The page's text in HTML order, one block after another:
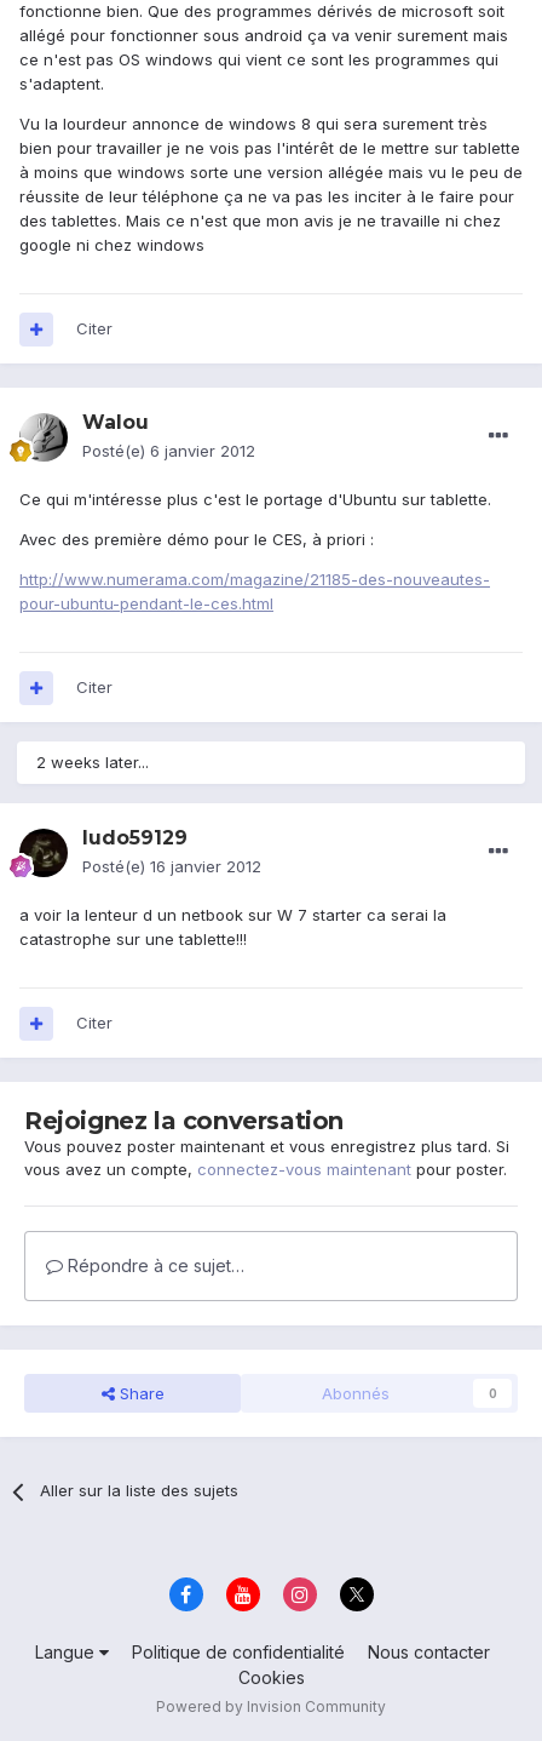
fonctionne bien. Que des programmes dérivés de microsoft soit
allégé pour fonctionner sous android ça va venir surement mais
ce n'est pas OS windows qui vient ce sont les programmes qui
s'adaptent.
Vu la lourdeur annonce de windows 8 qui sera surement très
bien pour travailler je ne vois pas l'intérêt de le mettre sur tablette
à moins que windows sorte une version allégée mais vu le peu de
réussite de leur téléphone ça ne va pas les inciter à le faire pour
des tablettes. Mais ce n'est que mon avis je ne travaille ni chez
google ni chez windows
Citer
Walou
Posté(e) 6 janvier 2012
Ce qui m'intéresse plus c'est le portage d'Ubuntu sur tablette.
Avec des première démo pour le CES, à priori :
http://www.numerama.com/magazine/21185-des-nouveautes-
pour-ubuntu-pendant-le-ces.html
Citer
2 weeks later...
ludo59129
Posté(e) 16 janvier 2012
a voir la lenteur d un netbook sur W 7 starter ca serai la
catastrophe sur une tablette!!!
Citer
Rejoignez la conversation
Vous pouvez poster maintenant et vous enregistrez plus tard. Si
vous avez un compte, connectez-vous maintenant pour poster.
Répondre à ce sujet…
Share Abonnés 0
Aller sur la liste des sujets
Langue Politique de confidentialité
Nous contacter
Cookies
Powered by Invision Community